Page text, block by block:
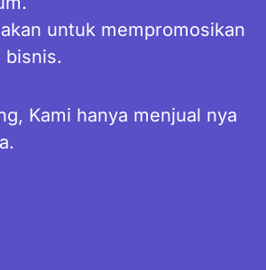
untuk mempromosikan
bisnis.
Kami hanya menjual nya